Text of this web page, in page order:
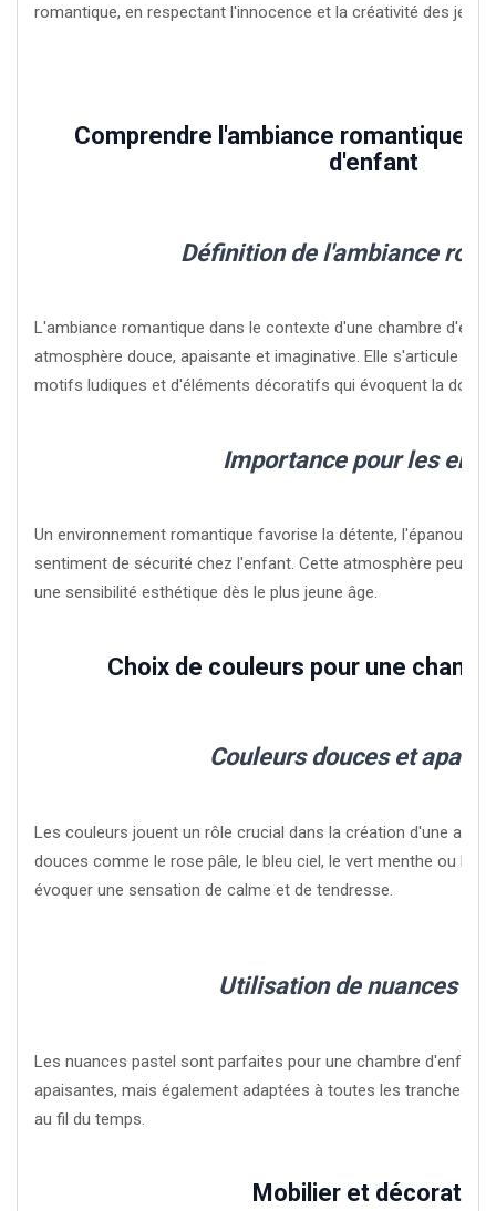
romantique, en respectant l'innocence et la créativité des
Comprendre l'ambiance romantique
d'enfant
Définition de l'ambiance
L'ambiance romantique dans le contexte d'une chambre
atmosphère douce, apaisante et imaginative. Elle s'articule
motifs ludiques et d'éléments décoratifs qui évoquent la
Importance pour les
Un environnement romantique favorise la détente,
sentiment de sécurité chez l'enfant. Cette atmosphère peut
une sensibilité esthétique dès le plus jeune âge.
Choix de couleurs pour une
Couleurs douces et
Les couleurs jouent un rôle crucial dans la création d'une
douces comme le rose pâle, le bleu ciel, le vert menthe ou le
évoquer une sensation de calme et de tendresse.
Utilisation de nuances
Les nuances pastel sont parfaites pour une chambre d'enfant.
apaisantes, mais également adaptées à toutes les tranches
au fil du temps.
Mobilier et décoration